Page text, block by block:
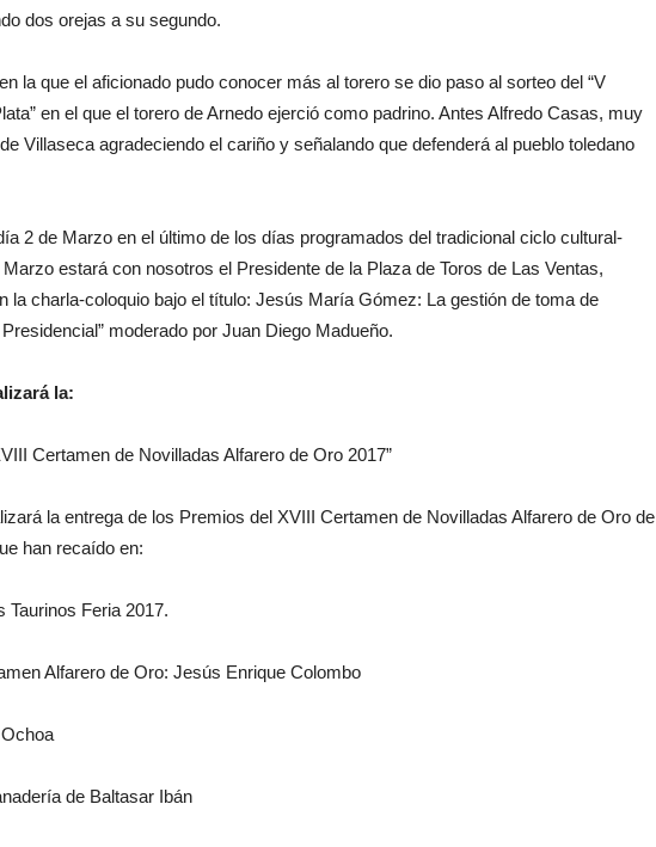
dos orejas a su segundo.
la que el aficionado pudo conocer más al torero se dio paso al sorteo del “V
en el que el torero de Arnedo ejerció como padrino. Antes Alfredo Casas, muy
Villaseca agradeciendo el cariño y señalando que defenderá al pueblo toledano
2 de Marzo en el último de los días programados del tradicional ciclo cultural-
estará con nosotros el Presidente de la Plaza de Toros de Las Ventas,
la charla-coloquio bajo el título: Jesús María Gómez: La gestión de toma de
moderado por Juan Diego Madueño.
la:
Certamen de Novilladas Alfarero de Oro 2017”
la entrega de los Premios del XVIII Certamen de Novilladas Alfarero de Oro de
han recaído en:
Taurinos Feria 2017.
Alfarero de Oro: Jesús Enrique Colombo
de Baltasar Ibán